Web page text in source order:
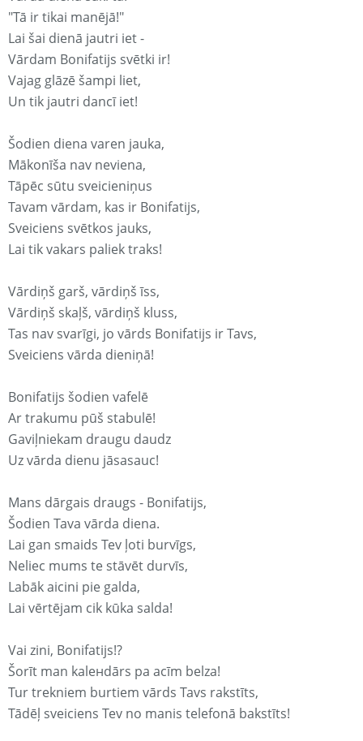
"Tā ir tikai manējā!"
Lai šai dienā jautri iet -
Vārdam Bonifatijs svētki ir!
Vajag glāzē šampi liet,
Un tik jautri dancī iet!
Šodien diena varen jauka,
Mākonīša nav neviena,
Tāpēc sūtu sveicieniņus
Tavam vārdam, kas ir Bonifatijs,
Sveiciens svētkos jauks,
Lai tik vakars paliek traks!
Vārdiņš garš, vārdiņš īss,
Vārdiņš skaļš, vārdiņš kluss,
Tas nav svarīgi, jo vārds Bonifatijs ir Tavs,
Sveiciens vārda dieniņā!
Bonifatijs šodien vafelē
Ar trakumu pūš stabulē!
Gaviļniekam draugu daudz
Uz vārda dienu jāsasauc!
Mans dārgais draugs - Bonifatijs,
Šodien Tava vārda diena.
Lai gan smaids Tev ļoti burvīgs,
Neliec mums te stāvēt durvīs,
Labāk aicini pie galda,
Lai vērtējam cik kūka salda!
Vai zini, Bonifatijs!?
Šorīt man kaleнdārs pa acīm belza!
Tur trekniem burtiem vārds Tavs rakstīts,
Tādēļ sveiciens Tev no manis telefonā bakstīts!